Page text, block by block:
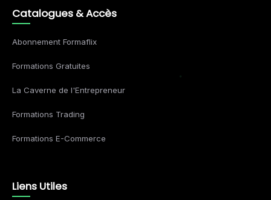
Catalogues & Accès
Abonnement Formaflix
Formations Gratuites
La Caverne de l'Entrepreneur
Formations Trading
Formations E-Commerce
Liens Utiles